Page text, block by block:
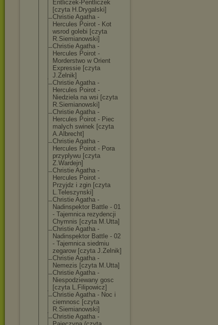
Entliczek-Pent liczek
[czyta H.Drygalski]
Christie Agatha -
Hercules Poirot - Kot
wsrod golebi [czyta
R.Siemianowski]
Christie Agatha -
Hercules Poirot -
Morderstwo w Orient
Expressie [czyta
J.Zelnik]
Christie Agatha -
Hercules Poirot -
Niedziela na wsi [czyta
R.Siemianowski]
Christie Agatha -
Hercules Poirot - Piec
malych swinek [czyta
A.Albrecht]
Christie Agatha -
Hercules Poirot - Pora
przyplywu [czyta
Z.Wardejn]
Christie Agatha -
Hercules Poirot -
Przyjdz i zgin [czyta
L.Teleszynski]
Christie Agatha -
Nadinspektor Battle - 01
- Tajemnica rezydencji
Chymnis [czyta M.Utta]
Christie Agatha -
Nadinspektor Battle - 02
- Tajemnica siedmiu
zegarow [czyta J.Zelnik]
Christie Agatha -
Nemezis [czyta M.Utta]
Christie Agatha -
Niespodziewany gosc
[czyta L.Filipowicz]
Christie Agatha - Noc i
ciemnosc [czyta
R.Siemianowski]
Christie Agatha -